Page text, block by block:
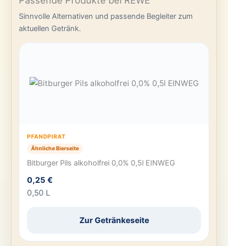
Sinnvolle Alternativen und passende Begleiter zum
aktuellen Getränk.
PFANDPIRAT
Ähnliche Bierseite
Bitburger Pils alkoholfrei 0,0% 0,5l EINWEG
0,25 €
0,50 L
Zur Getränkeseite